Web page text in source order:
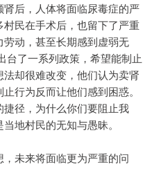
后，人体将面临尿毒症的严
民在手术后，也留下了严重
动，甚至长期感到虚弱无
台了一系列政策，希望能制止
却很难改变，他们认为卖肾
行为反而让他们感到困惑。
径，为什么你们要阻止我
地村民的无知与愚昧。
未来将面临更为严重的问